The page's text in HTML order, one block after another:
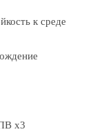
к среде
х3